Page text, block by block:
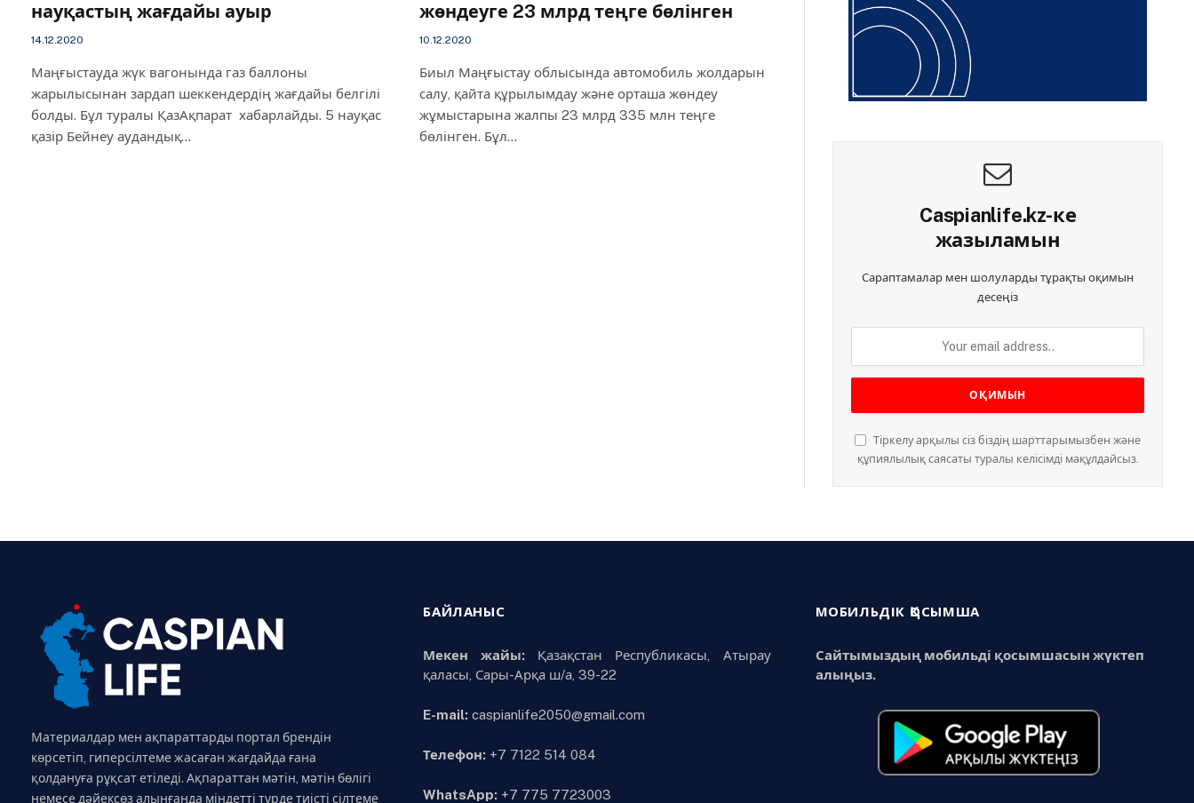
науқастың жағдайы ауыр
14.12.2020
Маңғыстауда жүк вагонында газ баллоны
жарылысынан зардап шеккендердің жағдайы белгілі
болды. Бұл туралы ҚазАқпарат хабарлайды. 5 науқас
қазір Бейнеу аудандық…
жөндеуге 23 млрд теңге бөлінген
10.12.2020
Биыл Маңғыстау облысында автомобиль жолдарын
салу, қайта құрылымдау және орташа жөндеу
жұмыстарына жалпы 23 млрд 335 млн теңге
бөлінген. Бұл…
Caspianlife.kz-ке
жазыламын
Сараптамалар мен шолуларды тұрақты оқимын
десеңіз
Тіркелу арқылы сіз біздің шарттарымызбен және
құпиялылық саясаты туралы келісімді мақұлдайсыз.
Материалдар мен ақпараттарды портал брендін
көрсетіп, гиперсілтеме жасаған жағдайда ғана
қолдануға рұқсат етіледі. Ақпараттан мәтін, мәтін бөлігі
немесе дәйексөз алынғанда міндетті түрде тиісті сілтеме
БАЙЛАНЫС
Мекен жайы:Қазақстан Республикасы, Атырау
қаласы, Сары-Арқа ш/а, 39-22
E-mail: caspianlife2050@gmail.com
Телефон: +7 7122 514 084
WhatsApp: +7 775 7723003
МОБИЛЬДІК ҚОСЫМША
Сайтымыздың мобильді қосымшасын жүктеп
алыңыз.